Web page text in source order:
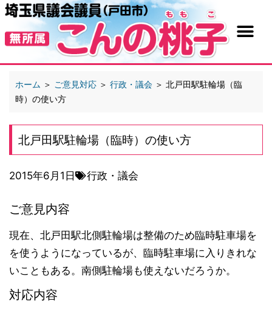
ホーム ＞ ご意見対応 ＞ 行政・議会 ＞ 北戸田駅駐輪場（臨
時）の使い方
北戸田駅駐輪場（臨時）の使い方
2015年6月1日 行政・議会
ご意見内容
現在、北戸田駅北側駐輪場は整備のため臨時駐車場を
を使うようになっているが、臨時駐車場に入りきれな
いこともある。南側駐輪場も使えないだろうか。
対応内容